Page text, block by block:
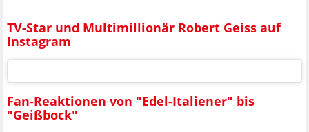
TV-Star und Multimillionär Robert Geiss auf
Instagram
Fan-Reaktionen von "Edel-Italiener" bis
"Geißbock"